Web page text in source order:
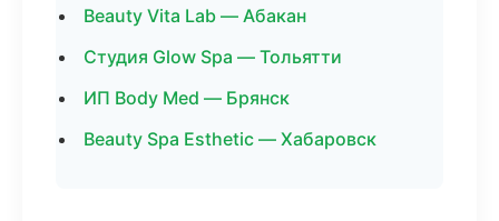
Beauty Vita Lab — Абакан
Студия Glow Spa — Тольятти
ИП Body Med — Брянск
Beauty Spa Esthetic — Хабаровск